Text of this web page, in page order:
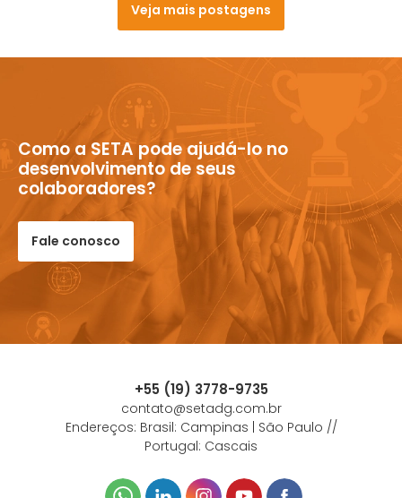
Veja mais postagens
Como a SETA pode ajudá-lo no
desenvolvimento de seus
colaboradores?
Fale conosco
+55 (19) 3778-9735
contato@setadg.com.br
Endereços: Brasil: Campinas | São Paulo //
Portugal: Cascais